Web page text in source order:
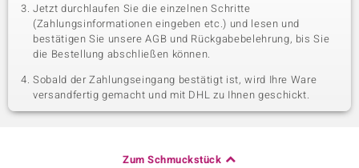
Jetzt durchlaufen Sie die einzelnen Schritte
(Zahlungsinformationen eingeben etc.) und lesen und
bestätigen Sie unsere AGB und Rückgabebelehrung, bis Sie
die Bestellung abschließen können.
Sobald der Zahlungseingang bestätigt ist, wird Ihre Ware
versandfertig gemacht und mit DHL zu Ihnen geschickt.
Zum Schmuckstück